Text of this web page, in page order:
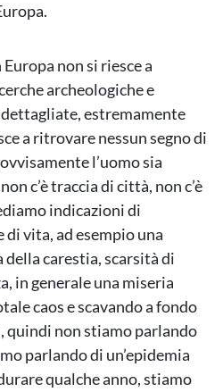
non si riesce a
archeologiche e
estremamente
a ritrovare nessun segno di
l’uomo sia
c’è traccia di città, non c’è
indicazioni di
vita, ad esempio una
carestia, scarsità di
in generale una miseria
caos e scavando a fondo
quindi non stiamo parlando
parlando di un’epidemia
qualche anno, stiamo